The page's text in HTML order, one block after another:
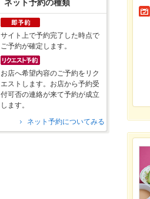
ネット予約の種類
サイト上で予約完了した時点で
ご予約が確定します。
お店へ希望内容のご予約をリク
エストします。お店から予約受
付可否の連絡が来て予約が成立
します。
ネット予約についてみる